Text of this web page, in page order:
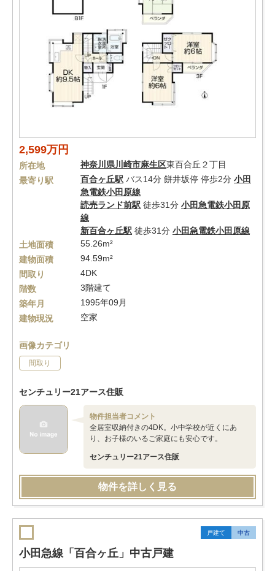
2,599万円
所在地 神奈川県川崎市麻生区東百合丘２丁目
最寄り駅
百合ヶ丘駅 バス14分 餅井坂停 停歩2分 小田
急電鉄小田原線
読売ランド前駅 徒歩31分 小田急電鉄小田原
線
新百合ヶ丘駅 徒歩31分 小田急電鉄小田原線
土地面積
55.26m²
建物面積
94.59m²
間取り
4DK
階数
3階建て
築年月
1995年09月
建物現況
空家
画像カテゴリ
間取り
センチュリー21アース住販
物件担当者コメント
全居室収納付きの4DK。小中学校が近くにあ
り、お子様のいるご家庭にも安心です。
センチュリー21アース住販
物件を詳しく見る
戸建て 中古
小田急線「百合ヶ丘」中古戸建